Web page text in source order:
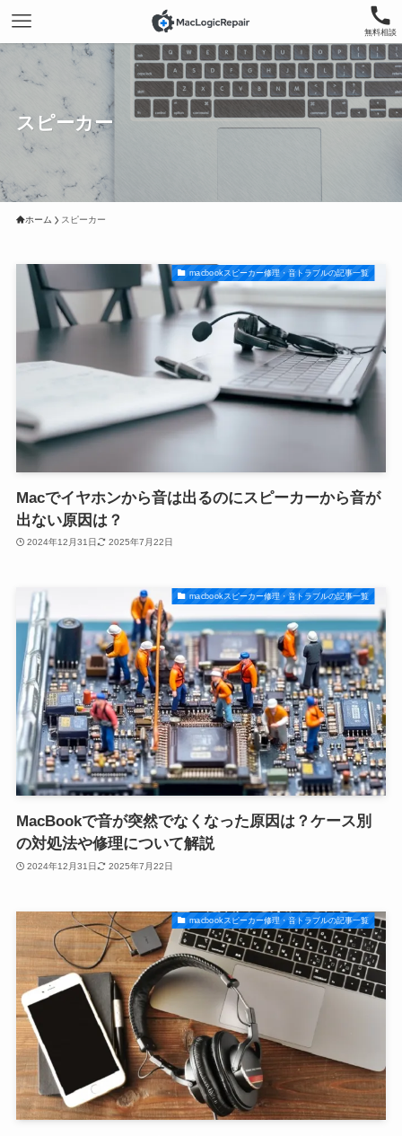
無料相談
スピーカー
ホーム スピーカー
macbookスピーカー修理・音トラブルの記事一覧
Macでイヤホンから音は出るのにスピーカーから音が
出ない原因は？
2024年12月31日 2025年7月22日
macbookスピーカー修理・音トラブルの記事一覧
MacBookで音が突然でなくなった原因は？ケース別
の対処法や修理について解説
2024年12月31日 2025年7月22日
macbookスピーカー修理・音トラブルの記事一覧